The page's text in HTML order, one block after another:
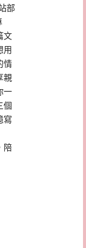
部
文
用
情
親
一
個
寫
陪